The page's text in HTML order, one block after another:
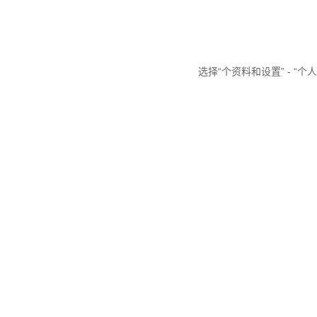
选择“个资料和设置” - “个